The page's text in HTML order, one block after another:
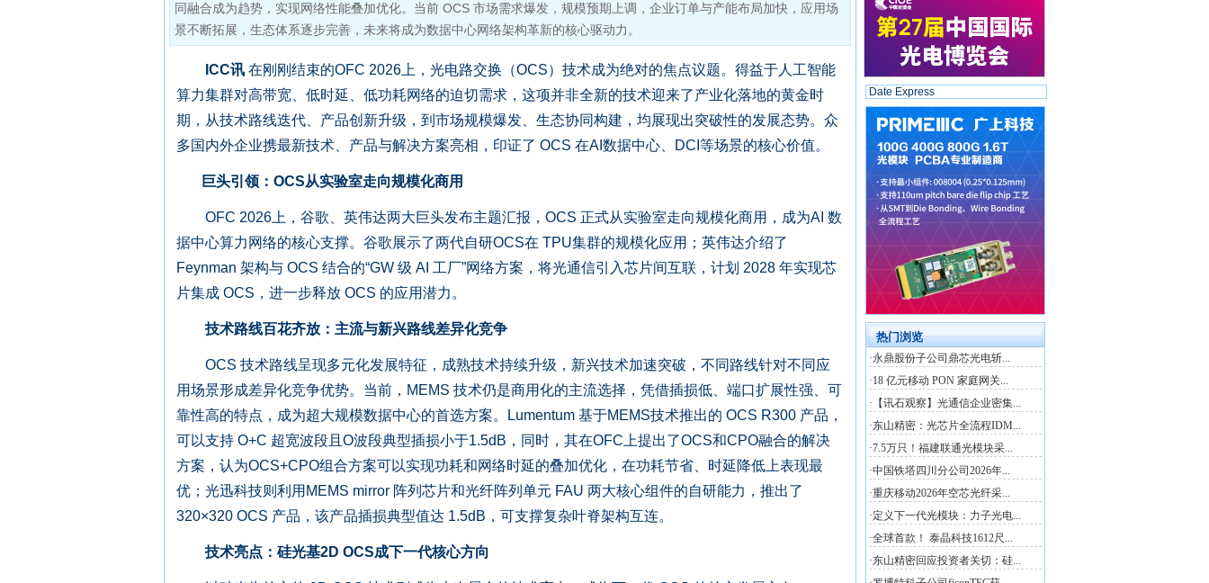
同融合成为趋势，实现网络性能叠加优化。当前 OCS 市场需求爆发，规模预期上调，企业订单与产能布局加快，应用场
景不断拓展，生态体系逐步完善，未来将成为数据中心网络架构革新的核心驱动力。
ICC讯 在刚刚结束的OFC 2026上，光电路交换（OCS）技术成为绝对的焦点议题。得益于人工智能
算力集群对高带宽、低时延、低功耗网络的迫切需求，这项并非全新的技术迎来了产业化落地的黄金时
期，从技术路线迭代、产品创新升级，到市场规模爆发、生态协同构建，均展现出突破性的发展态势。众
多国内外企业携最新技术、产品与解决方案亮相，印证了 OCS 在AI数据中心、DCI等场景的核心价值。
巨头引领：OCS从实验室走向规模化商用
OFC 2026上，谷歌、英伟达两大巨头发布主题汇报，OCS 正式从实验室走向规模化商用，成为AI 数
据中心算力网络的核心支撑。谷歌展示了两代自研OCS在 TPU集群的规模化应用；英伟达介绍了
Feynman 架构与 OCS 结合的“GW 级 AI 工厂”网络方案，将光通信引入芯片间互联，计划 2028 年实现芯
片集成 OCS，进一步释放 OCS 的应用潜力。
技术路线百花齐放：主流与新兴路线差异化竞争
OCS 技术路线呈现多元化发展特征，成熟技术持续升级，新兴技术加速突破，不同路线针对不同应
用场景形成差异化竞争优势。当前，MEMS 技术仍是商用化的主流选择，凭借插损低、端口扩展性强、可
靠性高的特点，成为超大规模数据中心的首选方案。Lumentum 基于MEMS技术推出的 OCS R300 产品，
可以支持 O+C 超宽波段且O波段典型插损小于1.5dB，同时，其在OFC上提出了OCS和CPO融合的解决
方案，认为OCS+CPO组合方案可以实现功耗和网络时延的叠加优化，在功耗节省、时延降低上表现最
优；光迅科技则利用MEMS mirror 阵列芯片和光纤阵列单元 FAU 两大核心组件的自研能力，推出了
320×320 OCS 产品，该产品插损典型值达 1.5dB，可支撑复杂叶脊架构互连。
技术亮点：硅光基2D OCS成下一代核心方向
Date Express